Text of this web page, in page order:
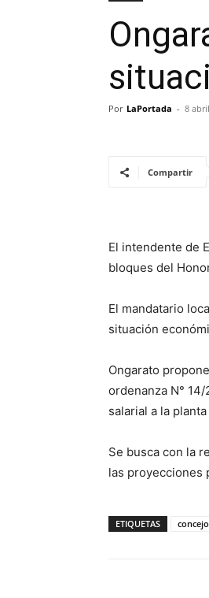
Por LaPortada - 8
Compartir
El intendente de
bloques del
El mandatario
situación
Ongarato
ordenanza N°
salarial a la
Se busca con la
las proyecciones
ETIQUETAS concejo